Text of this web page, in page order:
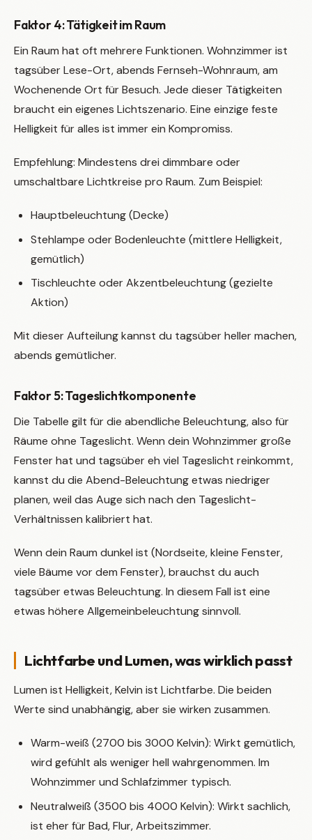
Faktor 4: Tätigkeit im Raum
Ein Raum hat oft mehrere Funktionen. Wohnzimmer ist
tagsüber Lese-Ort, abends Fernseh-Wohnraum, am
Wochenende Ort für Besuch. Jede dieser Tätigkeiten
braucht ein eigenes Lichtszenario. Eine einzige feste
Helligkeit für alles ist immer ein Kompromiss.
Empfehlung: Mindestens drei dimmbare oder
umschaltbare Lichtkreise pro Raum. Zum Beispiel:
Hauptbeleuchtung (Decke)
Stehlampe oder Bodenleuchte (mittlere Helligkeit,
gemütlich)
Tischleuchte oder Akzentbeleuchtung (gezielte
Aktion)
Mit dieser Aufteilung kannst du tagsüber heller machen,
abends gemütlicher.
Faktor 5: Tageslichtkomponente
Die Tabelle gilt für die abendliche Beleuchtung, also für
Räume ohne Tageslicht. Wenn dein Wohnzimmer große
Fenster hat und tagsüber eh viel Tageslicht reinkommt,
kannst du die Abend-Beleuchtung etwas niedriger
planen, weil das Auge sich nach den Tageslicht-
Verhältnissen kalibriert hat.
Wenn dein Raum dunkel ist (Nordseite, kleine Fenster,
viele Bäume vor dem Fenster), brauchst du auch
tagsüber etwas Beleuchtung. In diesem Fall ist eine
etwas höhere Allgemeinbeleuchtung sinnvoll.
Lichtfarbe und Lumen, was wirklich passt
Lumen ist Helligkeit, Kelvin ist Lichtfarbe. Die beiden
Werte sind unabhängig, aber sie wirken zusammen.
Warm-weiß (2700 bis 3000 Kelvin): Wirkt gemütlich,
wird gefühlt als weniger hell wahrgenommen. Im
Wohnzimmer und Schlafzimmer typisch.
Neutralweiß (3500 bis 4000 Kelvin): Wirkt sachlich,
ist eher für Bad, Flur, Arbeitszimmer.